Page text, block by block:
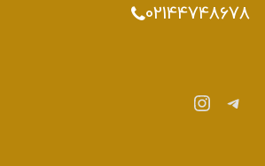
02144748678
تلگراماینستاگرم